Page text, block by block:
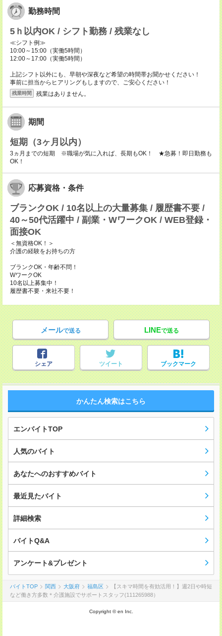
勤務時間
5ｈ以内OK / シフト勤務 / 残業なし
≪シフト例≫
10:00～15:00（実働5時間）
12:00～17:00（実働5時間）
上記シフト以外にも、早朝や深夜など希望の時間帯お聞かせください！
事前に担当からヒアリングもしますので、ご安心ください！
残業時間 残業はありません。
期間
短期（3ヶ月以内）
3ヵ月までの短期 ※職場が気に入れば、長期もOK！ ★急募！即日勤務も
OK！
応募資格・条件
ブランクOK / 10名以上の大量募集 / 履歴書不要 /
40～50代活躍中 / 副業・WワークOK / WEB登録・
面接OK
＜無資格OK！＞
介護の経験をお持ちの方
ブランクOK・年齢不問！
WワークOK
10名以上募集中！
履歴書不要・来社不要！
メールで送る LINEで送る
シェア ツイート ブックマーク
かんたん検索はこちら
エンバイトTOP
人気のバイト
あなたへのおすすめバイト
最近見たバイト
詳細検索
バイトQ&A
アンケート&プレゼント
バイトTOP 関西 大阪府 福島区
【スキマ時間を有効活用！】週2日や時短
など働き方多数＊介護施設でサポートスタッフ(111265988）
Copyright © en Inc.